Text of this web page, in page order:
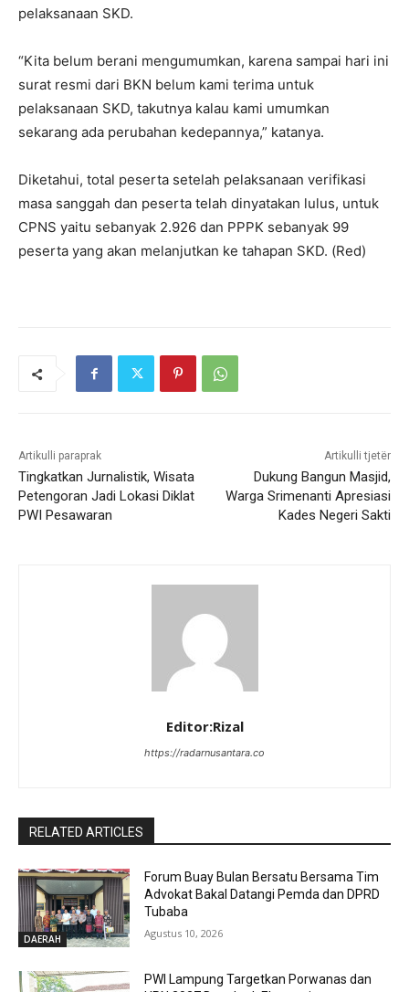
pelaksanaan SKD.
“Kita belum berani mengumumkan, karena sampai hari ini
surat resmi dari BKN belum kami terima untuk
pelaksanaan SKD, takutnya kalau kami umumkan
sekarang ada perubahan kedepannya,” katanya.
Diketahui, total peserta setelah pelaksanaan verifikasi
masa sanggah dan peserta telah dinyatakan lulus, untuk
CPNS yaitu sebanyak 2.926 dan PPPK sebanyak 99
peserta yang akan melanjutkan ke tahapan SKD. (Red)
Artikulli paraprak
Tingkatkan Jurnalistik, Wisata
Petengoran Jadi Lokasi Diklat
PWI Pesawaran
Artikulli tjetër
Dukung Bangun Masjid,
Warga Srimenanti Apresiasi
Kades Negeri Sakti
Editor:Rizal
https://radarnusantara.co
RELATED ARTICLES
DAERAH
Forum Buay Bulan Bersatu Bersama Tim
Advokat Bakal Datangi Pemda dan DPRD
Tubaba
Agustus 10, 2026
PWI Lampung Targetkan Porwanas dan